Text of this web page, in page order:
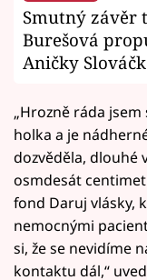
Smutný závěr
Burešová
Aničky
„Hrozně ráda jsem
holka a je
dozvěděla, dlouhé
osmdesát
fond Daruj vlásky,
nemocnými
si, že se nevidíme
kontaktu dál,“